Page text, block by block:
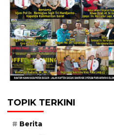
TOPIK TERKINI
Berita